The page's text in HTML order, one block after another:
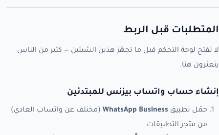
المتطلبات قبل الربط
لا تفتح لوحة التحكم قبل ما تجهّز هذين الشيئين — كثير من الناس
يتعثرون هنا.
إنشاء حساب واتساب بيزنس للمبتدئين
حمّل تطبيق WhatsApp Business (مختلف عن واتساب العادي)
من متجر التطبيقات